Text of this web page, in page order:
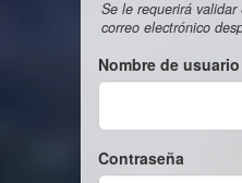
Se le requerirá
correo electrónico
Nombre de usuario
Contraseña